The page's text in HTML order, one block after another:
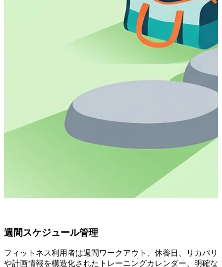
週間スケジュール管理
フィットネス利用者は週間ワークアウト、休養日、リカバ
や計画情報を構造化されたトレーニングカレンダー、明確